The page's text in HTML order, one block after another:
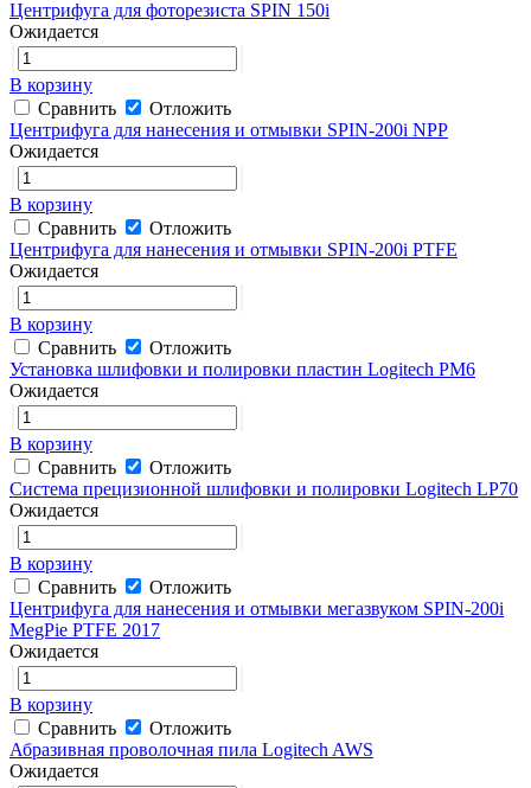
Центрифуга для фоторезиста SPIN 150i
Ожидается
В корзину
Сравнить
Отложить
Центрифуга для нанесения и отмывки SPIN-200i NPP
Ожидается
В корзину
Сравнить
Отложить
Центрифуга для нанесения и отмывки SPIN-200i PTFE
Ожидается
В корзину
Сравнить
Отложить
Установка шлифовки и полировки пластин Logitech PM6
Ожидается
В корзину
Сравнить
Отложить
Система прецизионной шлифовки и полировки Logitech LP70
Ожидается
В корзину
Сравнить
Отложить
Центрифуга для нанесения и отмывки мегазвуком SPIN-200i
MegPie PTFE 2017
Ожидается
В корзину
Сравнить
Отложить
Абразивная проволочная пила Logitech AWS
Ожидается